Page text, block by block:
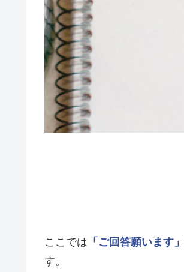
ここでは 「ご回答願います」
す。